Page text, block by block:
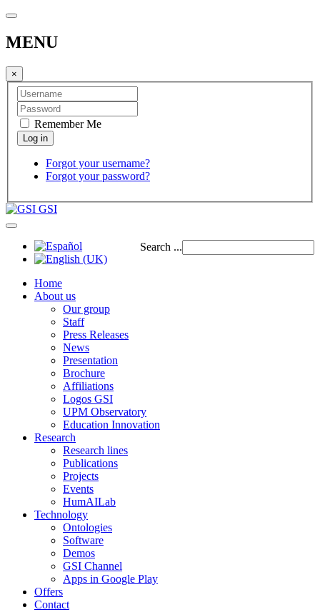
MENU
×
Remember Me
Forgot your username?
Forgot your password?
GSI
Search ...
Home
About us
Our group
Staff
Press Releases
News
Presentation
Brochure
Affiliations
Logos GSI
UPM Observatory
Education Innovation
Research
Research lines
Publications
Projects
Events
HumAILab
Technology
Ontologies
Software
Demos
GSI Channel
Apps in Google Play
Offers
Contact